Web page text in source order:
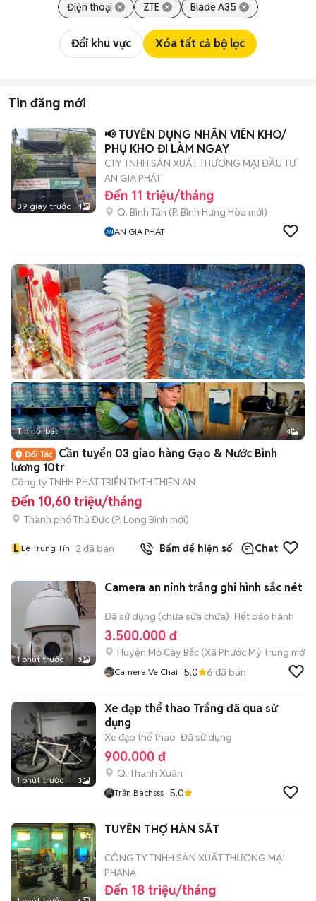
Điện thoại ZTE Blade A35
Đổi khu vực Xóa tất cả bộ lọc
Tin đăng mới
39 giây trước 1
📢 TUYỂN DỤNG NHÂN VIÊN KHO/
PHỤ KHO ĐI LÀM NGAY
CTY TNHH SẢN XUẤT THƯƠNG MẠI ĐẦU TƯ
AN GIA PHÁT
Đến 11 triệu/tháng
Q. Bình Tân (P. Bình Hưng Hòa mới)
AN GIA PHÁT
Tin nổi bật 4
Cần tuyển 03 giao hàng Gạo & Nước Bình
lương 10tr
Công ty TNHH PHÁT TRIỂN TMTH THIÊN AN
Đến 10,60 triệu/tháng
Thành phố Thủ Đức (P. Long Bình mới)
L Lê Trung Tín 2 đã bán Bấm để hiện số Chat
1 phút trước 3
Camera an ninh trắng ghi hình sắc nét
Đã sử dụng (chưa sửa chữa) Hết bảo hành
3.500.000 đ
Huyện Mỏ Cày Bắc (Xã Phước Mỹ Trung mới)
Camera Ve Chai 5.0 6 đã bán
1 phút trước 3
Xe đạp thể thao Trắng đã qua sử
dụng
Xe đạp thể thao Đã sử dụng
900.000 đ
Q. Thanh Xuân
Trần Bachsss 5.0
TUYỂN THỢ HÀN SẮT
CÔNG TY TNHH SẢN XUẤT THƯƠNG MẠI
PHANA
Đến 18 triệu/tháng